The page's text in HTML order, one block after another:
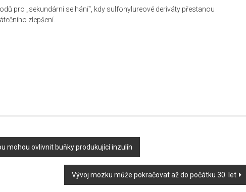
pro „sekundární selhání“, kdy sulfonylureové deriváty přestanou
zlepšení.
mohou ovlivnit buňky produkující inzulín
Vývoj mozku může pokračovat až do počátku 30. let